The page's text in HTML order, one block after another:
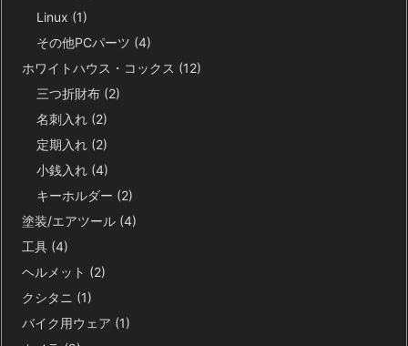
Linux (1)
その他PCパーツ (4)
ホワイトハウス・コックス (12)
三つ折財布 (2)
名刺入れ (2)
定期入れ (2)
小銭入れ (4)
キーホルダー (2)
塗装/エアツール (4)
工具 (4)
ヘルメット (2)
クシタニ (1)
バイク用ウェア (1)